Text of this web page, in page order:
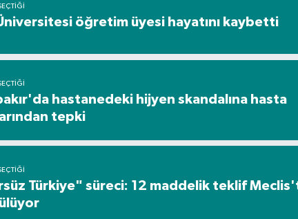
öğretim üyesi hayatını kaybetti
hastanedeki hijyen skandalına hasta
tepki
Türkiye" süreci: 12 maddelik teklif